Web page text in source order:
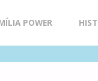
POWER